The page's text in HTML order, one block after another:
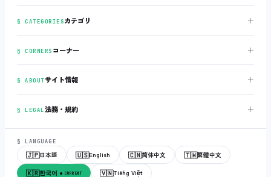
§ CATEGORIESカテゴリ ＋
§ CORNERS コーナー ＋
§ ABOUTサイト情報 ＋
§ LEGAL法務・規約 ＋
§ LANGUAGE
🇯🇵日本語 🇺🇸English 🇨🇳简体中文 🇹🇼繁體中文
🇰🇷한국어 ● CURRENT 🇻🇳Tiếng Việt